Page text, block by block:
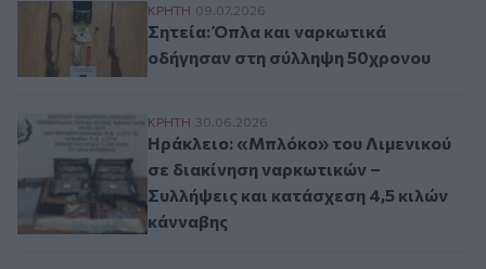
Σητεία: Όπλα και ναρκωτικά οδήγησαν
ΚΡΗΤΗ 09.07.2026
Σητεία: Όπλα και ναρκωτικά
οδήγησαν στη σύλληψη 50χρονου
Ηράκλειο: «Μπλόκο» του Λιμενικού σε
ΚΡΗΤΗ 30.06.2026
Ηράκλειο: «Μπλόκο» του Λιμενικού
σε διακίνηση ναρκωτικών –
Συλλήψεις και κατάσχεση 4,5 κιλών
κάνναβης